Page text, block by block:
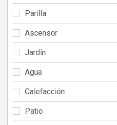
Parilla
Ascensor
Jardín
Agua
Calefacción
Patio